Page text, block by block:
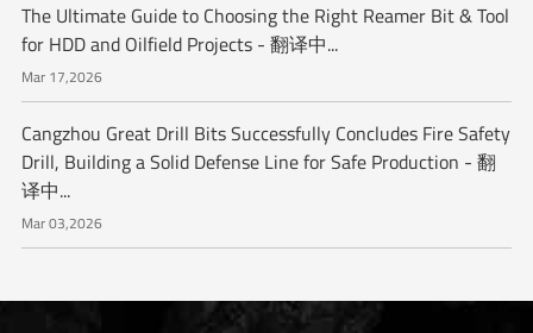
The Ultimate Guide to Choosing the Right Reamer Bit & Tool
for HDD and Oilfield Projects - 翻译中...
Mar 17,2026
Cangzhou Great Drill Bits Successfully Concludes Fire Safety
Drill, Building a Solid Defense Line for Safe Production - 翻
译中...
Mar 03,2026